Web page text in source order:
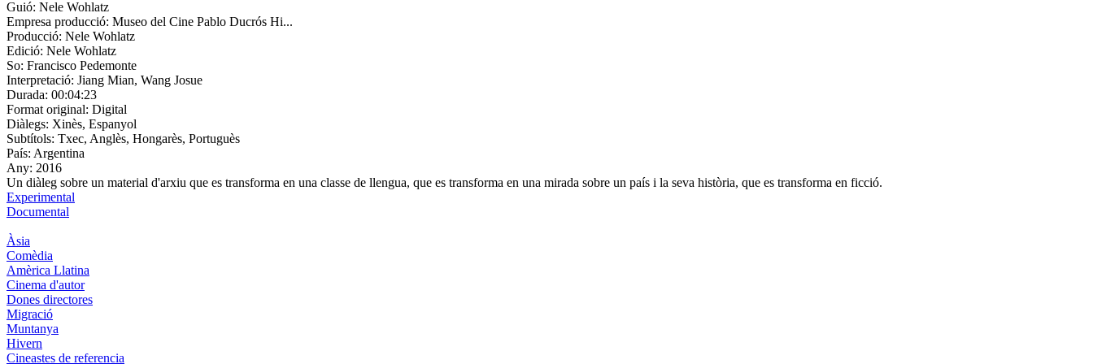
Guió: Nele Wohlatz
Empresa producció: Museo del Cine Pablo Ducrós Hi...
Producció: Nele Wohlatz
Edició: Nele Wohlatz
So: Francisco Pedemonte
Interpretació: Jiang Mian, Wang Josue
Durada: 00:04:23
Format original: Digital
Diàlegs: Xinès, Espanyol
Subtítols: Txec, Anglès, Hongarès, Portuguès
País: Argentina
Any: 2016
Un diàleg sobre un material d'arxiu que es transforma en una classe de llengua, que es transforma en una mirada sobre un país i la seva història, que es transforma en ficció.
Experimental
Documental
Àsia
Comèdia
Amèrica Llatina
Cinema d'autor
Dones directores
Migració
Muntanya
Hivern
Cineastes de referencia